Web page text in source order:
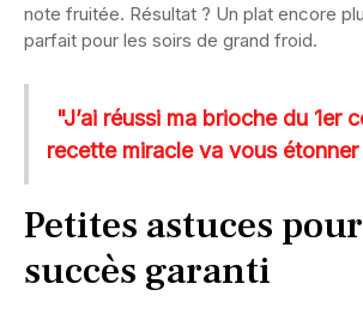
note fruitée. Résultat ? Un plat encore
parfait pour les soirs de grand froid.
"J’ai réussi ma brioche du 1er
recette miracle va vous étonner
Petites astuces
succès garanti